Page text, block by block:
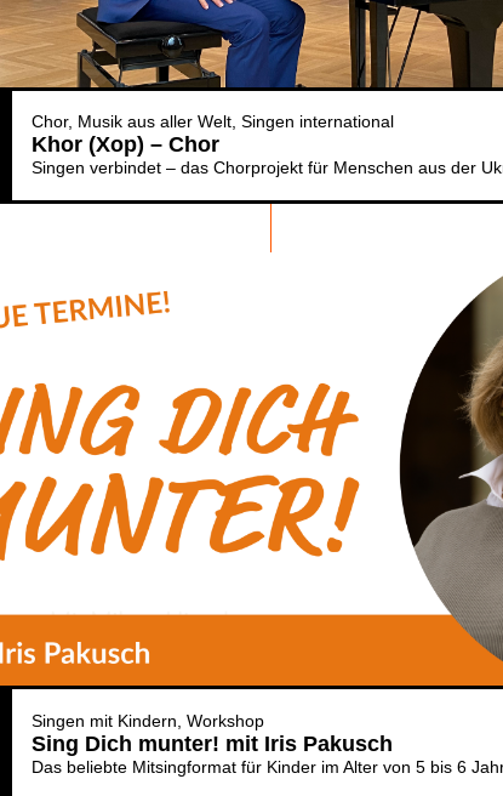
Chor Musik aus aller Welt Singen international
Khor (Xop) – Chor
Singen verbindet – das Chorprojekt für Menschen aus der
Singen mit Kindern Workshop
Sing Dich munter! mit Iris Pakusch